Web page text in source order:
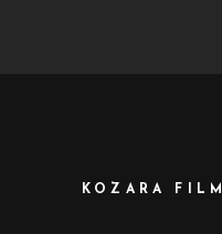
KOZARA FILM